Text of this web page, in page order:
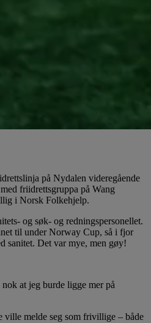
på Nydalen videregående
friidrettsgruppa på Wang
i Norsk Folkehjelp.
og søk- og redningspersonellet.
til under Norway Cup, så i fjor
sanitet. Det var mye, men gøy!
at jeg burde ligge mer på
ville melde seg som frivillige – både